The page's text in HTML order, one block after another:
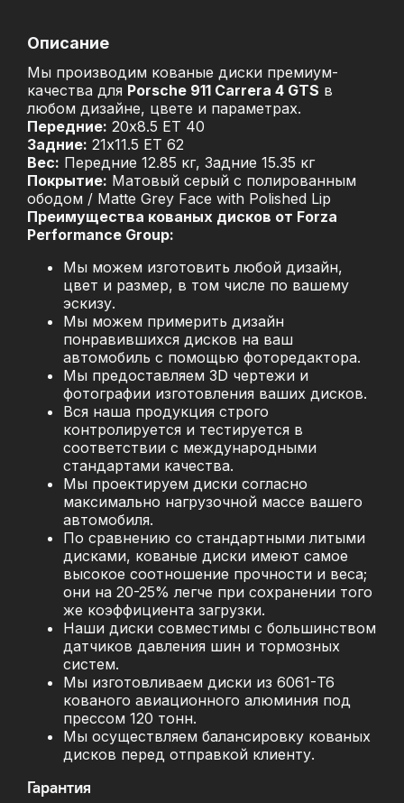
Описание
Мы производим кованые диски премиум-
качества для Porsche 911 Carrera 4 GTS в
любом дизайне, цвете и параметрах.
Передние: 20x8.5 ET 40
Задние: 21x11.5 ET 62
Вес: Передние 12.85 кг, Задние 15.35 кг
Покрытие: Матовый серый с полированным
ободом / Matte Grey Face with Polished Lip
Преимущества кованых дисков от Forza
Performance Group:
Мы можем изготовить любой дизайн,
цвет и размер, в том числе по вашему
эскизу.
Мы можем примерить дизайн
понравившихся дисков на ваш
автомобиль с помощью фоторедактора.
Мы предоставляем 3D чертежи и
фотографии изготовления ваших дисков.
Вся наша продукция строго
контролируется и тестируется в
соответствии с международными
стандартами качества.
Мы проектируем диски согласно
максимально нагрузочной массе вашего
автомобиля.
По сравнению со стандартными литыми
дисками, кованые диски имеют самое
высокое соотношение прочности и веса;
они на 20-25% легче при сохранении того
же коэффициента загрузки.
Наши диски совместимы с большинством
датчиков давления шин и тормозных
систем.
Мы изготовливаем диски из 6061-T6
кованого авиационного алюминия под
прессом 120 тонн.
Мы осуществляем балансировку кованых
дисков перед отправкой клиенту.
Гарантия